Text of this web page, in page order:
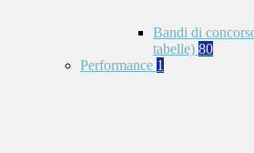
Bandi di
tabelle) 80
Performance 1